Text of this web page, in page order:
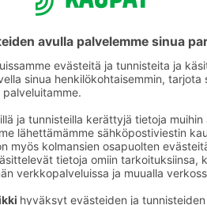
Muut suodatinjauhatuskahvit